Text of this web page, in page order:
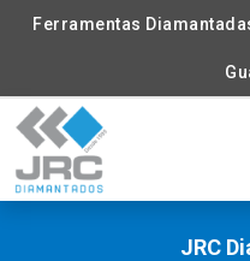
Ferramentas
JRC